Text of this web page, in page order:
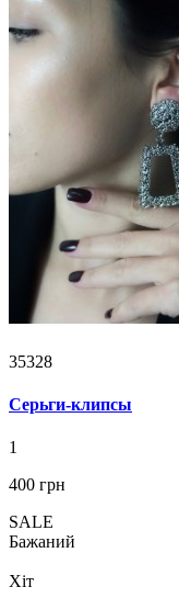
35328
Серьги-клипсы
1
400 грн
SALE
Бажаний
Хіт